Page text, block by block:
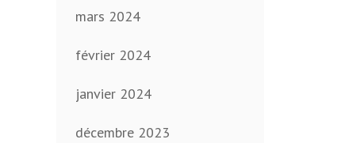
mars 2024
février 2024
janvier 2024
décembre 2023